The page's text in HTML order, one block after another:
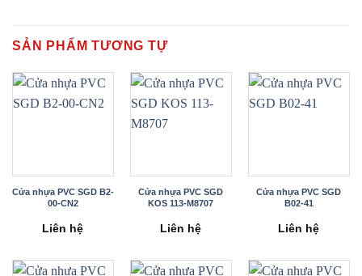
SẢN PHẨM TƯƠNG TỰ
Cửa nhựa PVC SGD B2-
00-CN2
Liên hệ
Cửa nhựa PVC SGD
KOS 113-M8707
Liên hệ
Cửa nhựa PVC SGD
B02-41
Liên hệ